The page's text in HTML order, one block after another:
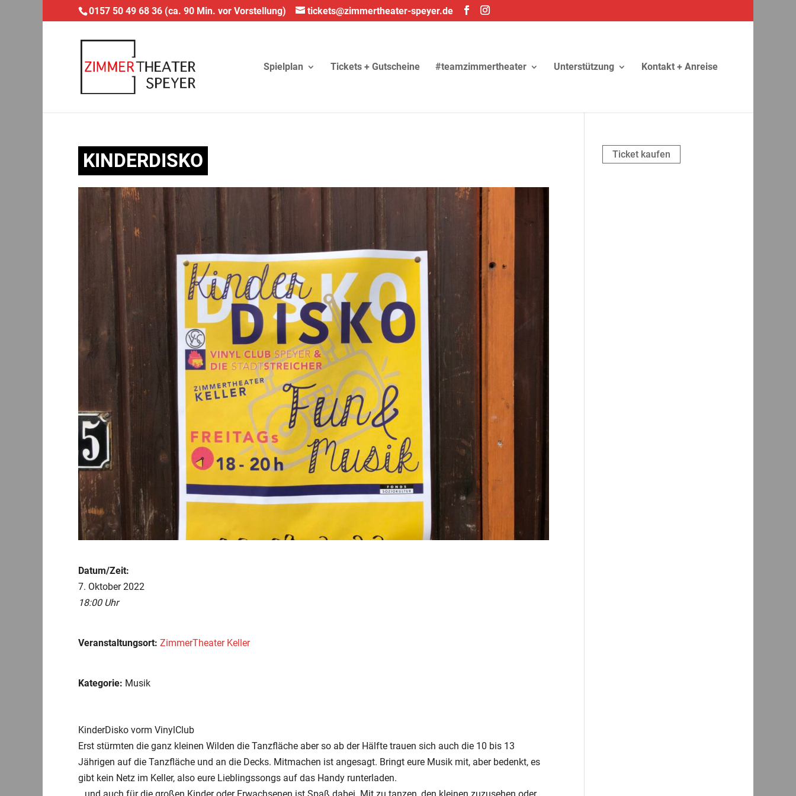
0157 50 49 68 36 (ca. 90 Min. vor Vorstellung) tickets@zimmertheater-speyer.de
Spielplan Tickets + Gutscheine #teamzimmertheater Unterstützung Kontakt + Anreise
KINDERDISKO
Datum/Zeit:
7. Oktober 2022
18:00 Uhr
Veranstaltungsort: ZimmerTheater Keller
Kategorie: Musik
KinderDisko vorm VinylClub
Erst stürmten die ganz kleinen Wilden die Tanzfläche aber so ab der Hälfte trauen sich auch die 10 bis 13
Jährigen auf die Tanzfläche und an die Decks. Mitmachen ist angesagt. Bringt eure Musik mit, aber bedenkt, es
gibt kein Netz im Keller, also eure Lieblingssongs auf das Handy runterladen.
Ticket kaufen